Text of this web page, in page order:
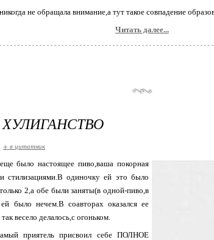
не обращала внимание,а тут такое совпадение
Читать далее...
+ в цитатник
было настоящее пиво,ваша покорная
стилизациями.В одиночку ей это было
2,а обе были заняты(в одной-пиво,в
было нечем.В соавторах оказался ее
весело делалось,с огоньком.
приятель присвоил себе ПОЛНОЕ